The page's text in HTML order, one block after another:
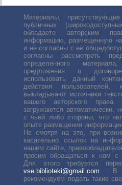
Материалы,
публичных
обладаете авторским
информацию, размещенную
и не согласны с её
согласны рассмотреть
определенного
предложения о
использовать данный
действия пользователей,
выкладывают источники
вашего авторского
загружаются автоматически,
с чьей либо стороны, что
опыте размещения
Не смотря на это, при
касательно ссылок на
нашем сайте,
просим обращаться к нам с
Для этого требуется
vse.biblioteki@gmail.com. В
рекомендуем подать такие